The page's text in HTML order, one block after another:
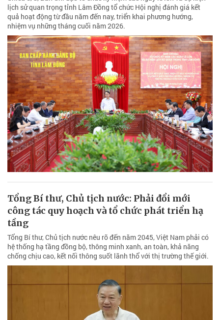
lịch sử quan trọng tỉnh Lâm Đồng tổ chức Hội nghị đánh giá kết
quả hoạt động từ đầu năm đến nay, triển khai phương hướng,
nhiệm vụ những tháng cuối năm 2026.
Tổng Bí thư, Chủ tịch nước: Phải đổi mới
công tác quy hoạch và tổ chức phát triển hạ
tầng
Tổng Bí thư, Chủ tịch nước nêu rõ đến năm 2045, Việt Nam phải có
hệ thống hạ tầng đồng bộ, thông minh xanh, an toàn, khả năng
chống chịu cao, kết nối thông suốt lãnh thổ với thị trường thế giới.